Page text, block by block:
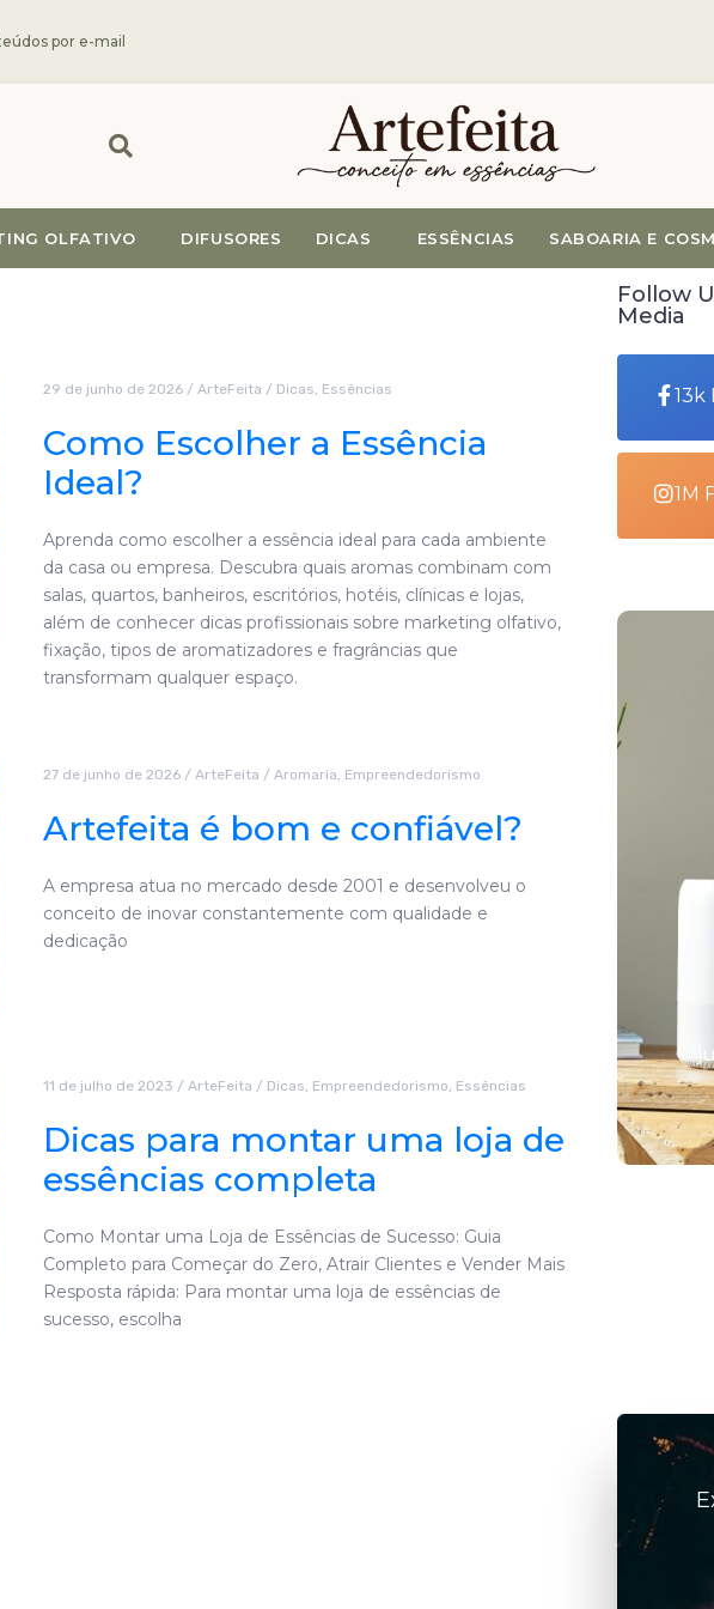
por e-mail
OLFATIVO DIFUSORES DICAS ESSÊNCIAS SABOARIA E
29 de junho de 2026 / ArteFeita / Dicas, Essências
Como Escolher a Essência
Ideal?
Aprenda como escolher a essência ideal para cada ambiente
da casa ou empresa. Descubra quais aromas combinam com
salas, quartos, banheiros, escritórios, hotéis, clínicas e lojas,
além de conhecer dicas profissionais sobre marketing olfativo,
fixação, tipos de aromatizadores e fragrâncias que
transformam qualquer espaço.
27 de junho de 2026 / ArteFeita / Aromaria, Empreendedorismo
Artefeita é bom e confiável?
A empresa atua no mercado desde 2001 e desenvolveu o
conceito de inovar constantemente com qualidade e
dedicação
11 de julho de 2023 / ArteFeita / Dicas Empreendedorismo Essências
Dicas para montar uma loja de
essências completa
Como Montar uma Loja de Essências de Sucesso: Guia
Completo para Começar do Zero, Atrair Clientes e Vender Mais
Resposta rápida: Para montar uma loja de essências de
sucesso, escolha
Follow
Media
13k
1M
As 7 melhores
elétricos
julho 6, 2026 / ArteFeita